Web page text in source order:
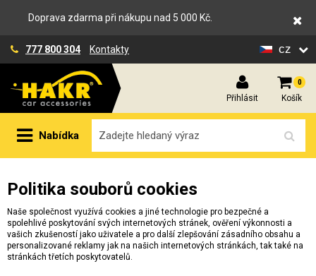
Doprava zdarma při nákupu nad 5 000 Kč.
777 800 304 Kontakty cz
Přihlásit
0
Košík
Nabídka
Politika souborů cookies
Naše společnost využívá cookies a jiné technologie pro bezpečné a
spolehlivé poskytování svých internetových stránek, ověření výkonnosti a
vašich zkušeností jako uživatele a pro další zlepšování zásadního obsahu a
personalizované reklamy jak na našich internetových stránkách, tak také na
stránkách třetích poskytovatelů.